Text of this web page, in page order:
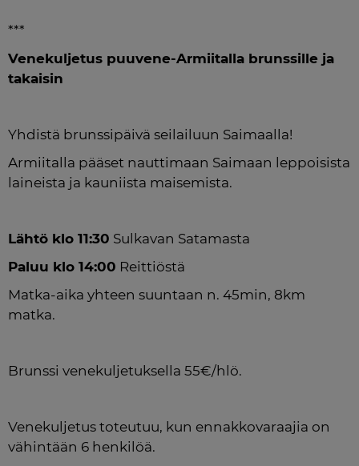
***
Venekuljetus puuvene-Armiitalla brunssille ja
takaisin
Yhdistä brunssipäivä seilailuun Saimaalla!
Armiitalla pääset nauttimaan Saimaan leppoisista
laineista ja kauniista maisemista.
Lähtö klo 11:30 Sulkavan Satamasta
Paluu klo 14:00 Reittiöstä
Matka-aika yhteen suuntaan n. 45min, 8km
matka.
Brunssi venekuljetuksella 55€/hlö.
Venekuljetus toteutuu, kun ennakkovaraajia on
vähintään 6 henkilöä.